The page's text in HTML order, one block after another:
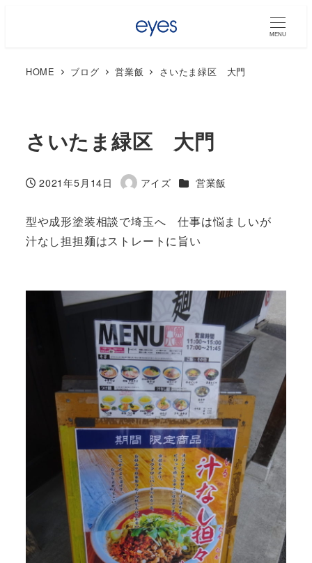
MENU
HOME ブログ 営業飯 さいたま緑区 大門
さいたま緑区 大門
投稿日
2021年5月14日
著
アイズ カテゴリー
営業飯
型や成形塗装相談で埼玉へ 仕事は悩ましいが
汁なし担担麺はストレートに旨い